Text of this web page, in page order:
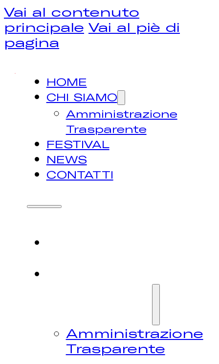
Vai al contenuto
principale Vai al piè di
pagina
HOME
CHI SIAMO
Amministrazione
Trasparente
FESTIVAL
NEWS
CONTATTI
Amministrazione
Trasparente